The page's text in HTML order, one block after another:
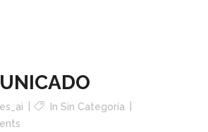
In Sin Categoría